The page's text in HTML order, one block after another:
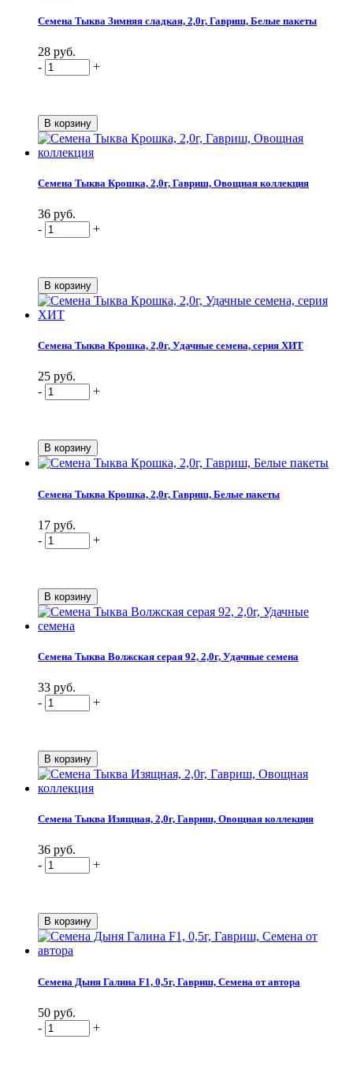
Семена Тыква Зимняя сладкая, 2,0г, Гавриш, Белые пакеты
28 руб.
-
+
Семена Тыква Крошка, 2,0г, Гавриш, Овощная коллекция
36 руб.
-
+
Семена Тыква Крошка, 2,0г, Удачные семена, серия ХИТ
25 руб.
-
+
Семена Тыква Крошка, 2,0г, Гавриш, Белые пакеты
17 руб.
-
+
Семена Тыква Волжская серая 92, 2,0г, Удачные семена
33 руб.
-
+
Семена Тыква Изящная, 2,0г, Гавриш, Овощная коллекция
36 руб.
-
+
Семена Дыня Галина F1, 0,5г, Гавриш, Семена от автора
50 руб.
-
+